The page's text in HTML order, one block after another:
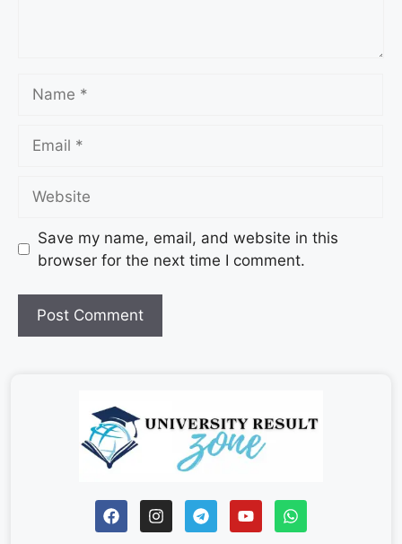
Save my name, email, and website in this
browser for the next time I comment.